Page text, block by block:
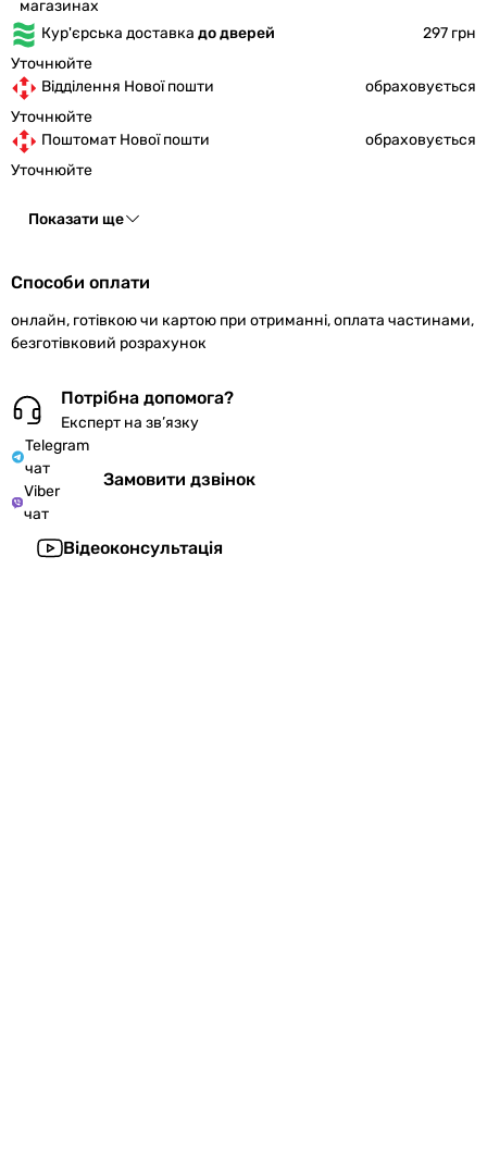
магазинах
Кур'єрська доставка до дверей
297 грн
Уточнюйте
Відділення Нової пошти
обраховується
Уточнюйте
Поштомат Нової пошти
обраховується
Уточнюйте
Показати ще
Способи оплати
онлайн, готівкою чи картою при отриманні, оплата частинами,
безготівковий розрахунок
Потрібна допомога?
Експерт на зв’язку
Telegram
чат
Viber
чат
Замовити дзвінок
Відеоконсультація